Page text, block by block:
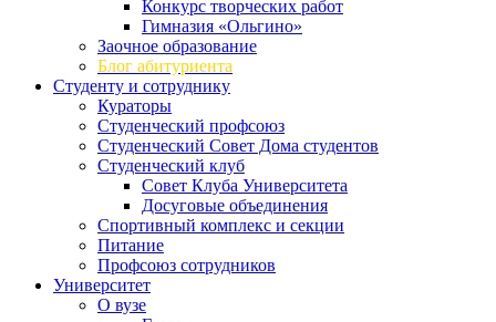
Конкурс творческих работ
Гимназия «Ольгино»
Заочное образование
Блог абитуриента
Студенту и сотруднику
Кураторы
Студенческий профсоюз
Студенческий Совет Дома студентов
Студенческий клуб
Совет Клуба Университета
Досуговые объединения
Спортивный комплекс и секции
Питание
Профсоюз сотрудников
Университет
О вузе